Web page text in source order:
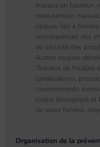
travaux en hauteur,
manutention
risques liés à
conséquences des
de sécurité des
Autres risques
:Travaux de fouilles
canalisations,
rayonnements
risque biologique et
de voies ferrées,
Organisation de la